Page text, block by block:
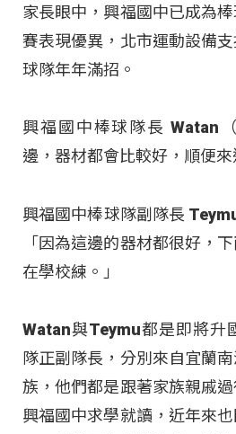
家長眼中，興福國中已成為
賽表現優異，北市運動設備
球隊年年滿招 。
興福國中棒球隊長 Watan
邊，器材都會比較好，順便來
興福國中棒球隊副隊長
「因為這邊的器材都很好，
在學校練。」
Watan與Teymu都是即將升
隊正副隊長，分別來自宜蘭
族，他們都是跟著家族親戚
興福國中求學就讀，近年來